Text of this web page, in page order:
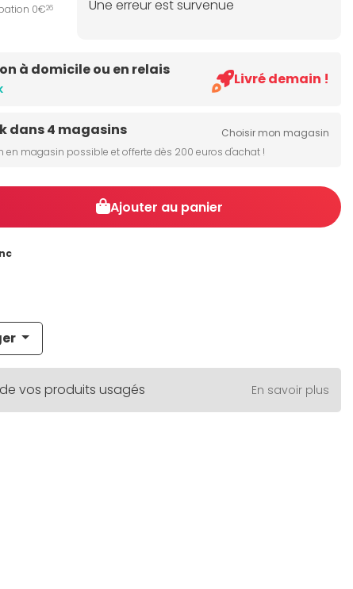
0€26
Une erreur est survenue
à domicile ou en relais
Livré demain !
dans 4 magasins
Choisir mon magasin
en magasin possible et offerte dès 200 euros d'achat !
Ajouter au panier
vos produits usagés En savoir plus